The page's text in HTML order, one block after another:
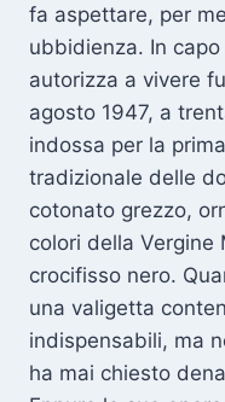
fa aspettare, per
ubbidienza. In
autorizza a vivere
agosto 1947, a
indossa per la
tradizionale delle
cotonato grezzo,
colori della Vergine
crocifisso nero.
una valigetta
indispensabili, ma
ha mai chiesto